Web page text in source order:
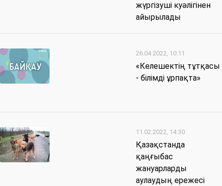
жүргізуші куәлігінен
айырылады
26.04.2022, 10:11
«Келешектің тұтқасы
- білімді ұрпақта»
11.02.2022, 14:30
Қазақстанда
қаңғыбас
жануарларды
аулаудың ережесі